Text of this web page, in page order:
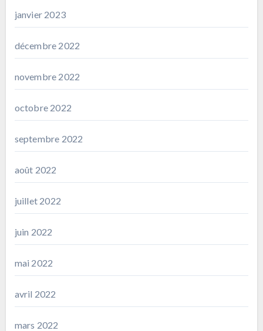
janvier 2023
décembre 2022
novembre 2022
octobre 2022
septembre 2022
août 2022
juillet 2022
juin 2022
mai 2022
avril 2022
mars 2022